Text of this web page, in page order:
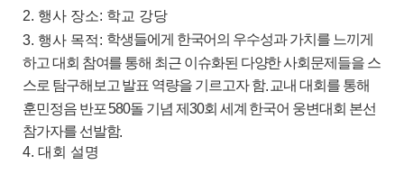
2. 행사 장소: 학교 강당
3. 행사 목적: 학생들에게 한국어의 우수성과 가치를 느끼게
하고 대회 참여를 통해 최근 이슈화된 다양한 사회문제들을 스
스로 탐구해보고 발표 역량을 기르고자 함.교내 대회를 통해
훈민정음 반포580돌 기념 제 30회 세계 한국어 웅변대회 본선
참가자를 선발함.
4. 대회 설명